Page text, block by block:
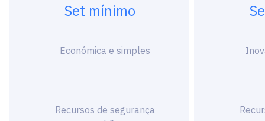
Set mínimo
Económica e simples
Recursos de segurança